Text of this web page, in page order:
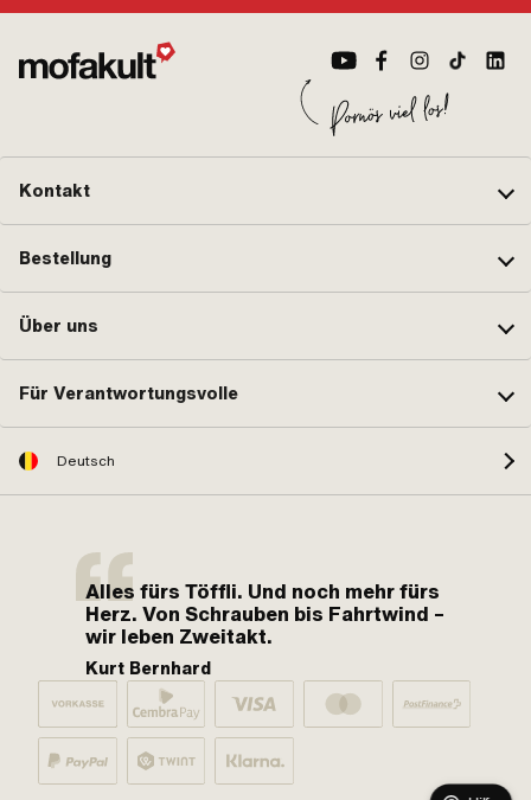
Kontakt
Bestellung
Über uns
Für Verantwortungsvolle
Deutsch
Alles fürs Töffli. Und noch mehr fürs
Herz. Von Schrauben bis Fahrtwind –
wir leben Zweitakt.
Kurt Bernhard